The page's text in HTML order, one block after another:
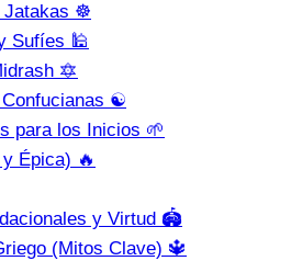
Jatakas ☸️
Sufíes 🕌
🔯
Confucianas ☯️
para los Inicios 🌱
Épica) 🔥
y Virtud 🏟️
(Mitos Clave) 🔱